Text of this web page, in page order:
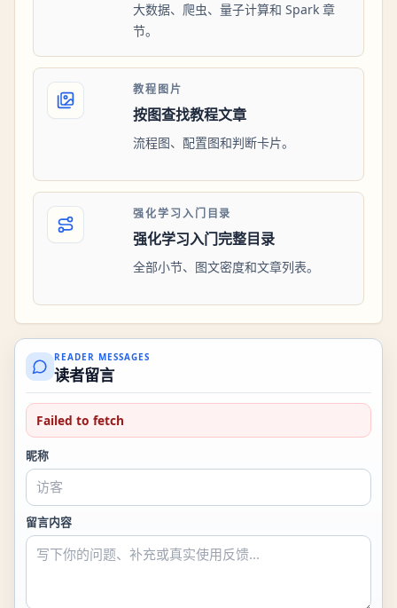
大数据、爬虫、量子计算和 Spark 章
节。
教程图片
按图查找教程文章
流程图、配置图和判断卡片。
强化学习入门目录
强化学习入门完整目录
全部小节、图文密度和文章列表。
READER MESSAGES
读者留言
Failed to fetch
昵称
留言内容